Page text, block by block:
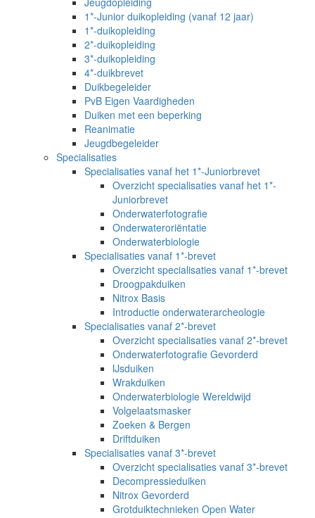
1*-Junior duikopleiding (vanaf 12 jaar)
1*-duikopleiding
2*-duikopleiding
3*-duikopleiding
4*-duikbrevet
Duikbegeleider
PvB Eigen Vaardigheden
Duiken met een beperking
Reanimatie
Jeugdbegeleider
Specialisaties
Specialisaties vanaf het 1*-Juniorbrevet
Overzicht specialisaties vanaf het 1*-
Juniorbrevet
Onderwaterfotografie
Onderwateroriëntatie
Onderwaterbiologie
Specialisaties vanaf 1*-brevet
Overzicht specialisaties vanaf 1*-brevet
Droogpakduiken
Nitrox Basis
Introductie onderwaterarcheologie
Specialisaties vanaf 2*-brevet
Overzicht specialisaties vanaf 2*-brevet
Onderwaterfotografie Gevorderd
IJsduiken
Wrakduiken
Onderwaterbiologie Wereldwijd
Volgelaatsmasker
Zoeken & Bergen
Driftduiken
Specialisaties vanaf 3*-brevet
Overzicht specialisaties vanaf 3*-brevet
Decompressieduiken
Nitrox Gevorderd
Grotduiktechnieken Open Water